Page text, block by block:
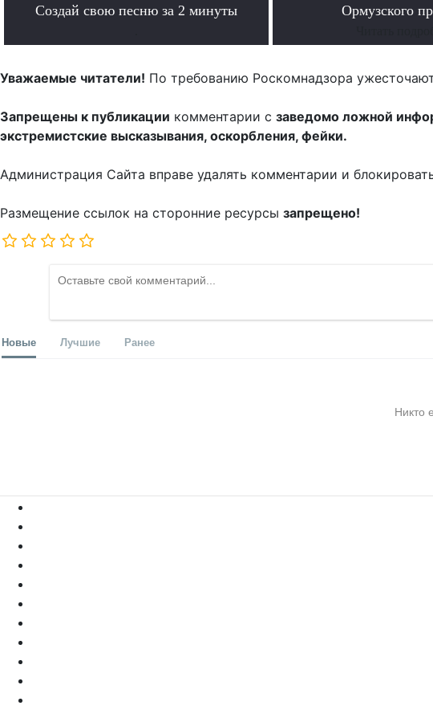
Создай свою песню за 2 минуты
Ормузского
Уважаемые читатели! По требованию Роскомнадзора
Запрещены к публикации комментарии с заведомо ложной
экстремистские высказывания, оскорбления, фейки.
Администрация Сайта вправе удалять комментарии и
Размещение ссылок на сторонние ресурсы запрещено!
Новые Лучшие Ранее
Никто